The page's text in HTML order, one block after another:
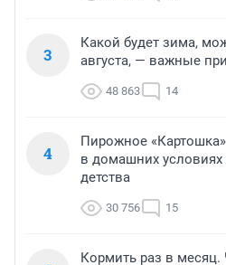
3
Какой будет зима,
августа, — важные
48 863 14
4
Пирожное
в домашних
детства
30 756 15
Кормить раз в